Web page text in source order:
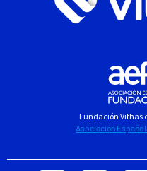
Fundación Vithas
Asociación